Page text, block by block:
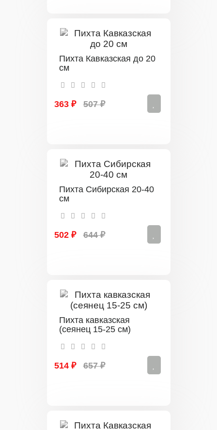
Пихта Кавказская до 20
см
363 ₽ 507 ₽
Пихта Сибирская 20-40
см
502 ₽ 644 ₽
Пихта кавказская
(сеянец 15-25 см)
514 ₽ 657 ₽